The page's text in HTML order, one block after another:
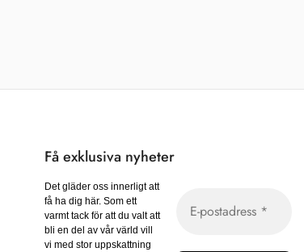
Få exklusiva nyheter
Det gläder oss innerligt att
få ha dig här. Som ett
varmt tack för att du valt att
bli en del av vår värld vill
vi med stor uppskattning